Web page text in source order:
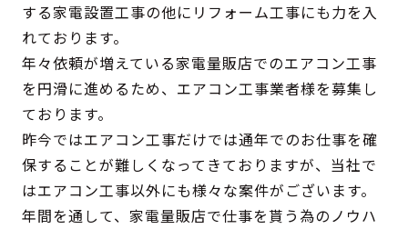
する家電設置工事の他にリフォーム工事にも力を入
れております。
年々依頼が増えている家電量販店でのエアコン工事
を円滑に進めるため、エアコン工事業者様を募集し
ております。
昨今ではエアコン工事だけでは通年でのお仕事を確
保することが難しくなってきておりますが、当社で
はエアコン工事以外にも様々な案件がございます。
年間を通して、家電量販店で仕事を貰う為のノウハ